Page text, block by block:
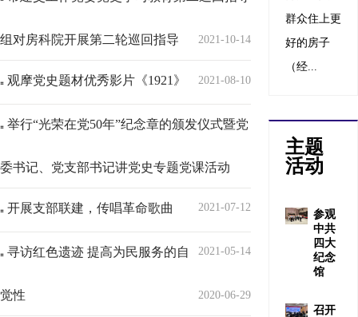
组对房科院开展第二轮巡回指导 2021-10-14
观摩党史题材优秀影片《1921》 2021-08-10
举行“光荣在党50年”纪念章的颁发仪式暨党
委书记、党支部书记讲党史专题党课活动
2021-07-12
开展支部联建，传唱革命歌曲
2021-05-14
寻访红色遗迹 提高为民服务的自
觉性 2020-06-29
群众住上更
好的房子
（经...
主题
活动
参观
中共
四大
纪念
馆
召开